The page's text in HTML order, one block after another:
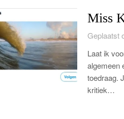
Miss
Geplaatst
Laat ik
algemeen
toedraag.
kritiek…